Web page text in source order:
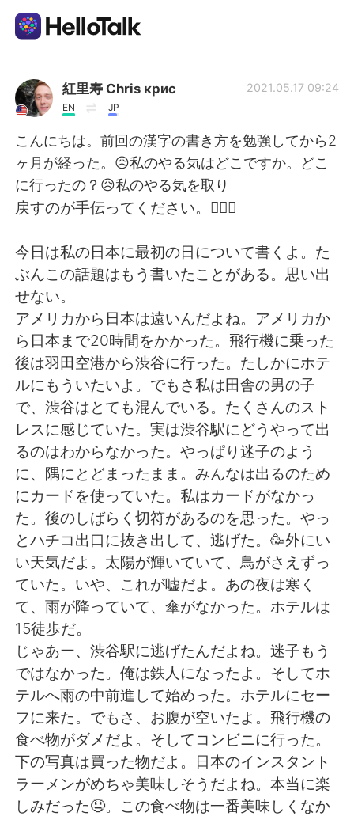
Language Exchange App
AI Grammar Checker
English
Español العربية
Français Deutsch
日本語 한국어
Русский ไทย
Indonesia Italiano
Türkçe Tiếng Việt
Português
紅里寿 Chris крис
EN JP
2021.05.17 09:24
こんにちは。前回の漢字の書き方を勉強してから2
ヶ月が経った。😥私のやる気はどこですか。どこ
に行ったの？😥私のやる気を取り
戻すのが手伝ってください。🙇🏼‍♂️
今日は私の日本に最初の日について書くよ。た
ぶんこの話題はもう書いたことがある。思い出
せない。
アメリカから日本は遠いんだよね。アメリカか
ら日本まで20時間をかかった。飛行機に乗った
後は羽田空港から渋谷に行った。たしかにホテ
ルにもういたいよ。でもさ私は田舎の男の子
で、渋谷はとても混んでいる。たくさんのスト
レスに感じていた。実は渋谷駅にどうやって出
るのはわからなかった。やっぱり迷子のよう
に、隅にとどまったまま。みんなは出るのため
にカードを使っていた。私はカードがなかっ
た。後のしばらく切符があるのを思った。やっ
とハチコ出口に抜き出して、逃げた。🥳外にい
い天気だよ。太陽が輝いていて、鳥がさえずっ
ていた。いや、これが嘘だよ。あの夜は寒く
て、雨が降っていて、傘がなかった。ホテルは
15徒歩だ。
じゃあー、渋谷駅に逃げたんだよね。迷子もう
ではなかった。俺は鉄人になったよ。そしてホ
テルへ雨の中前進して始めった。ホテルにセー
フに来た。でもさ、お腹が空いたよ。飛行機の
食べ物がダメだよ。そしてコンビニに行った。
下の写真は買った物だよ。日本のインスタント
ラーメンがめちゃ美味しそうだよね。本当に楽
しみだった🤤。この食べ物は一番美味しくなか